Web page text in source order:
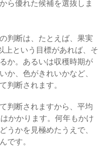
ら優れた候補を選抜しま
判断は、たとえば、果実
上という目標があれば、そ
か。あるいは収穫時期が
か、色がきれいかなど、
判断されます。
判断されますから、平均
かかります。何年もかけ
うかを見極めたうえで、
です。